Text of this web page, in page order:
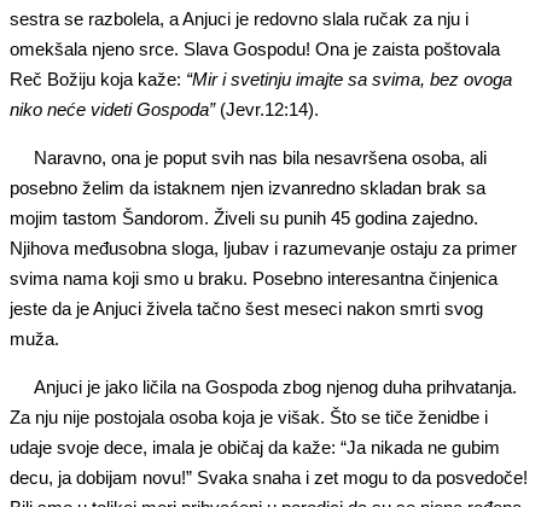
sestra se razbolela, a Anjuci je redovno slala ručak za nju i
omekšala njeno srce. Slava Gospodu! Ona je zaista poštovala
Reč Božiju koja kaže: “Mir i svetinju imajte sa svima, bez ovoga
niko neće videti Gospoda” (Jevr.12:14).
Naravno, ona je poput svih nas bila nesavršena osoba, ali
posebno želim da istaknem njen izvanredno skladan brak sa
mojim tastom Šandorom. Živeli su punih 45 godina zajedno.
Njihova međusobna sloga, ljubav i razumevanje ostaju za primer
svima nama koji smo u braku. Posebno interesantna činjenica
jeste da je Anjuci živela tačno šest meseci nakon smrti svog
muža.
Anjuci je jako ličila na Gospoda zbog njenog duha prihvatanja.
Za nju nije postojala osoba koja je višak. Što se tiče ženidbe i
udaje svoje dece, imala je običaj da kaže: “Ja nikada ne gubim
decu, ja dobijam novu!” Svaka snaha i zet mogu to da posvedoče!